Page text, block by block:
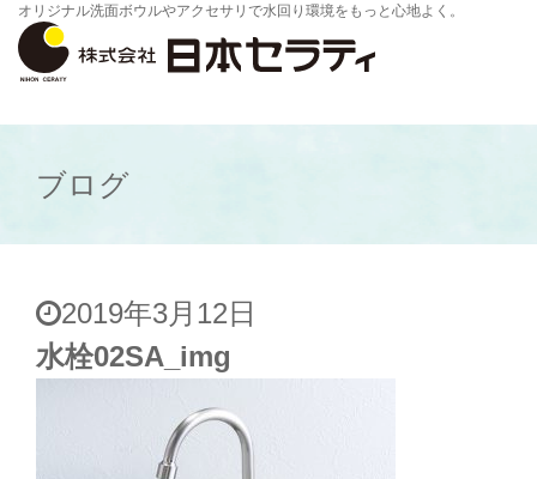
オリジナル洗面ボウルやアクセサリで水回り環境をもっと心地よく。
ブログ
2019年3月12日
水栓02SA_img